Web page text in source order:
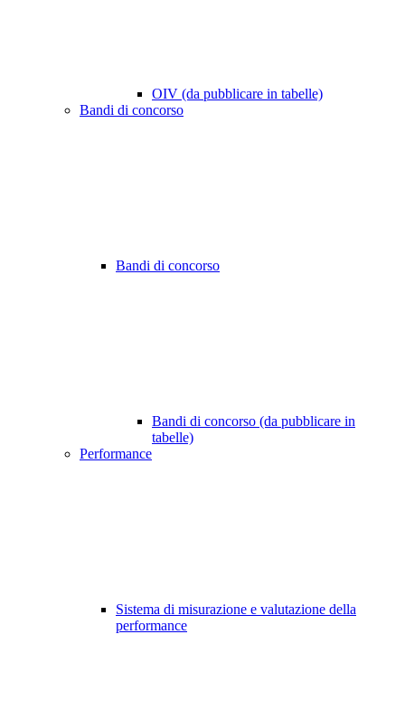
OIV (da pubblicare in tabelle)
Bandi di concorso
Bandi di concorso
Bandi di concorso (da pubblicare in
tabelle)
Performance
Sistema di misurazione e valutazione della
performance